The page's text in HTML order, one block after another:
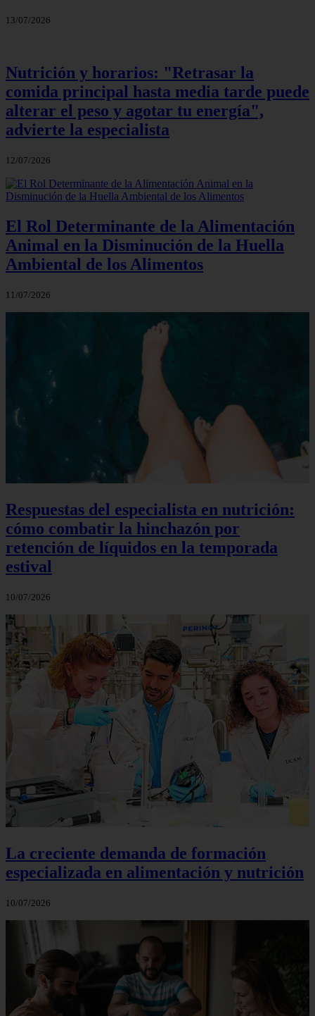
13/07/2026
Nutrición y horarios: "Retrasar la
comida principal hasta media tarde puede
alterar el peso y agotar tu energía",
advierte la especialista
12/07/2026
El Rol Determinante de la Alimentación
Animal en la Disminución de la Huella
Ambiental de los Alimentos
11/07/2026
Respuestas del especialista en nutrición:
cómo combatir la hinchazón por
retención de líquidos en la temporada
estival
10/07/2026
La creciente demanda de formación
especializada en alimentación y nutrición
10/07/2026